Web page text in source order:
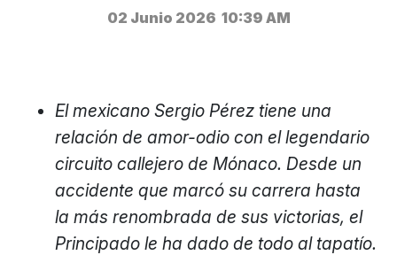
02 Junio 2026 10:39 AM
El mexicano Sergio Pérez tiene una
relación de amor-odio con el legendario
circuito callejero de Mónaco. Desde un
accidente que marcó su carrera hasta
la más renombrada de sus victorias, el
Principado le ha dado de todo al tapatío.